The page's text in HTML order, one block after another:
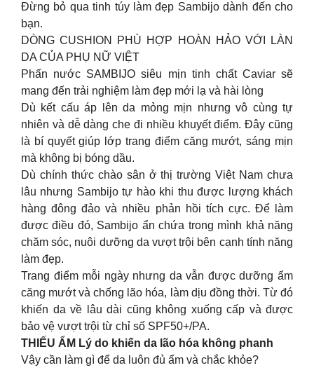
Đừng bỏ qua tinh túy làm đẹp Sambijo dành đến cho
bạn.
DÒNG CUSHION PHÙ HỢP HOÀN HẢO VỚI LÀN
DA CỦA PHỤ NỮ VIỆT
Phấn nước SAMBIJO siêu mịn tinh chất Caviar sẽ
mang đến trải nghiệm làm đẹp mới lạ và hài lòng
Dù kết cấu áp lên da mỏng mịn nhưng vô cùng tự
nhiên và dễ dàng che đi nhiều khuyết điểm. Đây cũng
là bí quyết giúp lớp trang điểm căng mướt, sáng mịn
mà không bị bóng dầu.
Dù chính thức chào sân ở thị trường Việt Nam chưa
lâu nhưng Sambijo tự hào khi thu được lượng khách
hàng đông đảo và nhiều phản hồi tích cực. Để làm
được điều đó, Sambijo ẩn chứa trong mình khả năng
chăm sóc, nuôi dưỡng da vượt trội bên cạnh tính năng
làm đẹp.
Trang điểm mỗi ngày nhưng da vẫn được dưỡng ẩm
căng mướt và chống lão hóa, làm dịu đồng thời. Từ đó
khiến da về lâu dài cũng không xuống cấp và được
bảo vệ vượt trội từ chỉ số SPF50+/PA.
THIẾU ẨM Lý do khiến da lão hóa không phanh
Vậy cần làm gì để da luôn đủ ẩm và chắc khỏe?